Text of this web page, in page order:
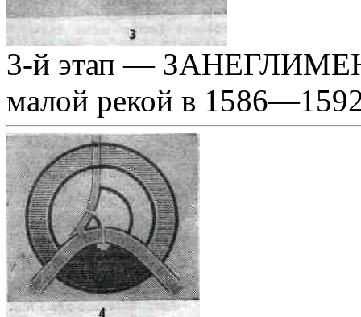
3-й этап —
малой рекой в